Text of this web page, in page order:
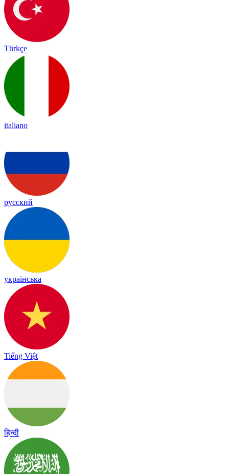
Türkçe
italiano
русский
українська
Tiếng Việt
हिन्दी